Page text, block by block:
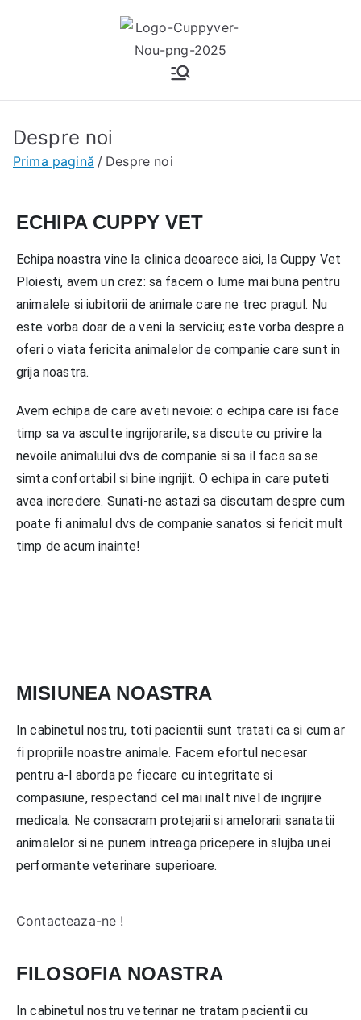
Cuppyvet
Cabinet veterinar Ploiesti
Despre noi
Prima pagină Despre noi
ECHIPA CUPPY VET
Echipa noastra vine la clinica deoarece aici, la Cuppy Vet
Ploiesti, avem un crez: sa facem o lume mai buna pentru
animalele si iubitorii de animale care ne trec pragul. Nu
este vorba doar de a veni la serviciu; este vorba despre a
oferi o viata fericita animalelor de companie care sunt in
grija noastra.
Avem echipa de care aveti nevoie: o echipa care isi face
timp sa va asculte ingrijorarile, sa discute cu privire la
nevoile animalului dvs de companie si sa il faca sa se
simta confortabil si bine ingrijit. O echipa in care puteti
avea incredere. Sunati-ne astazi sa discutam despre cum
poate fi animalul dvs de companie sanatos si fericit mult
timp de acum inainte!
MISIUNEA NOASTRA​
In cabinetul nostru, toti pacientii sunt tratati ca si cum ar
fi propriile noastre animale. Facem efortul necesar
pentru a-l aborda pe fiecare cu integritate si
compasiune, respectand cel mai inalt nivel de ingrijire
medicala. Ne consacram protejarii si amelorarii sanatatii
animalelor si ne punem intreaga pricepere in slujba unei
performante veterinare superioare.
Contacteaza-ne !
FILOSOFIA NOASTRA
In cabinetul nostru veterinar ne tratam pacientii cu